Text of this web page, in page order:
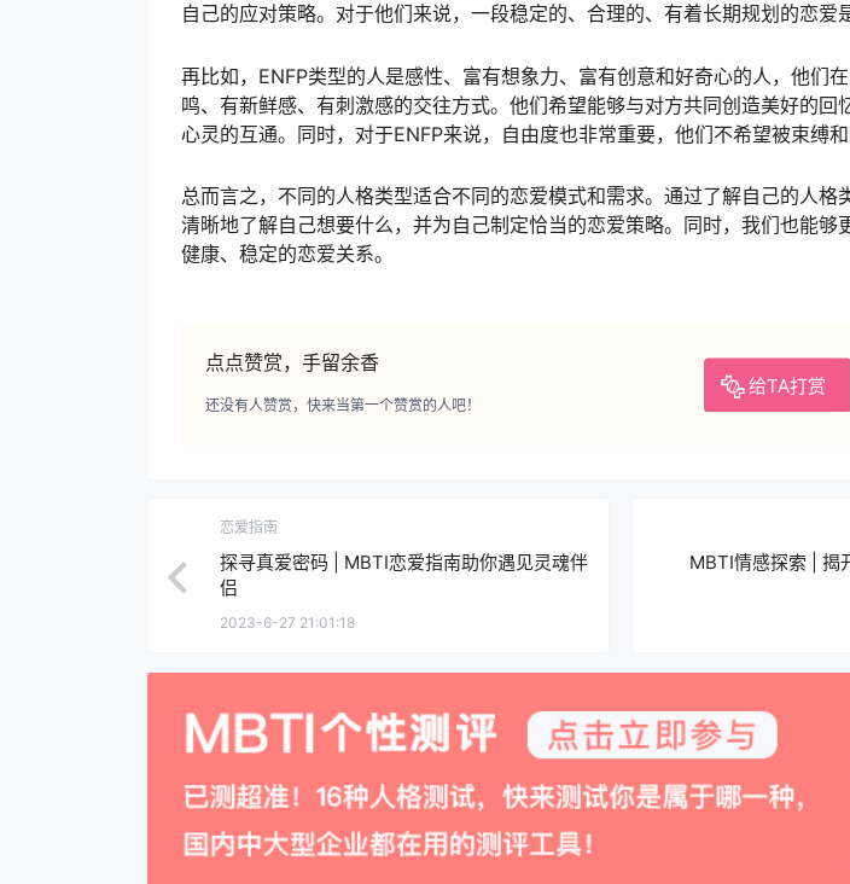
自己的应对策略。对于他们来说，一段稳定的、合理的、有着长期规划的恋爱
再比如，ENFP类型的人是感性、富有想象力、富有创意和好奇心的人，他们
鸣、有新鲜感、有刺激感的交往方式。他们希望能够与对方共同创造美好的回
心灵的互通。同时，对于ENFP来说，自由度也非常重要，他们不希望被束缚和
总而言之，不同的人格类型适合不同的恋爱模式和需求。通过了解自己的人格
清晰地了解自己想要什么，并为自己制定恰当的恋爱策略。同时，我们也能够
健康、稳定的恋爱关系。
点点赞赏，手留余香
给TA打赏
还没有人赞赏，快来当第一个赞赏的人吧！
恋爱指南
探寻真爱密码 | MBTI恋爱指南助你遇见灵魂伴
侣
2023-6-27 21:01:18
MBTI情感探索 | 揭